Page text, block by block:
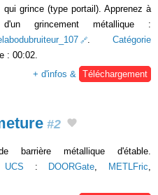
grince (type portail). Apprenez à
grincement métallique :
. Catégorie
: 00:02.
+ d'infos &
Téléchargement
#2
barrière métallique d'étable.
UCS : DOORGate, METLFric,